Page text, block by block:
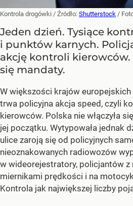
Kontrola drogówki / Źródło: Shutterstock /
Jeden dzień. Tysiące
i punktów karnych.
akcję kontroli kierowców.
się mandaty.
W większości krajów
trwa policyjna akcja speed, czyli
kierowców. Polska nie włączyła
jej początku. Wytypowała jednak
ulice zaroją się od policyjnych
nieoznakowanych radiowozów
w wideorejestratory, policjantów z
miernikami prędkości i na
Kontrola jak największej liczby